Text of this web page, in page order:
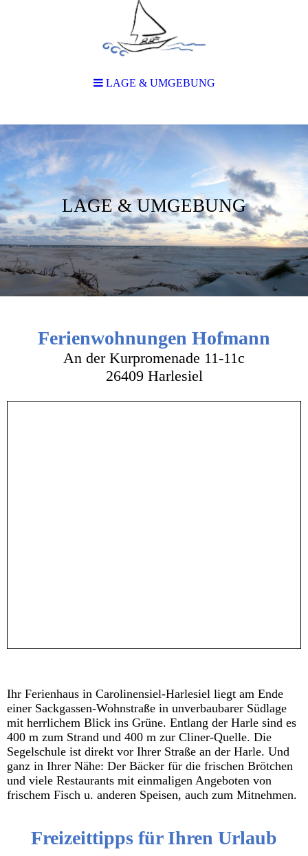
LAGE & UMGEBUNG
Ferienwohnungen Hofmann
An der Kurpromenade 11-11c
26409 Harlesiel
Ihr Ferienhaus in Carolinensiel-Harlesiel liegt am Ende
einer Sackgassen-Wohnstraße in unverbaubarer Südlage
mit herrlichem Blick ins Grüne. Entlang der Harle sind es
400 m zum Strand und 400 m zur Cliner-Quelle. Die
Segelschule ist direkt vor Ihrer Straße an der Harle. Und
ganz in Ihrer Nähe: Der Bäcker für die frischen Brötchen
und viele Restaurants mit einmaligen Angeboten von
frischem Fisch u. anderen Speisen, auch zum Mitnehmen.
Freizeittipps für Ihren Urlaub
LAGE & UMGEBUNG